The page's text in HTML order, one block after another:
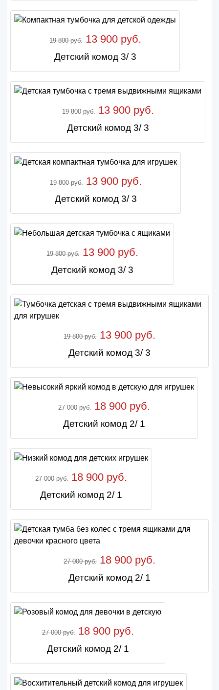
19 800 руб.13 900 руб.
Детский комод 3/ 3
19 800 руб.13 900 руб.
Детский комод 3/ 3
19 800 руб.13 900 руб.
Детский комод 3/ 3
19 800 руб.13 900 руб.
Детский комод 3/ 3
19 800 руб. 13 900 руб.
Детский комод 3/ 3
27 000 руб. 18 900 руб.
Детский комод 2/ 1
27 000 руб. 18 900 руб.
Детский комод 2/ 1
27 000 руб. 18 900 руб.
Детский комод 2/ 1
27 000 руб.18 900 руб.
Детский комод 2/ 1